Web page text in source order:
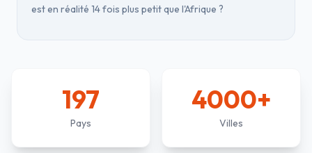
est en réalité 14 fois plus petit que l'Afrique ?
197
Pays
4000+
Villes